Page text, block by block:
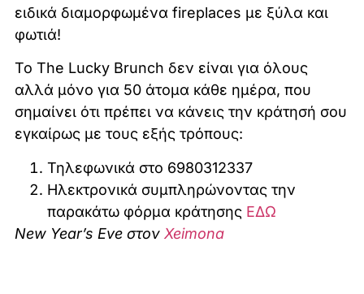
ειδικά διαμορφωμένα fireplaces με ξύλα και
φωτιά!
Το The Lucky Brunch δεν είναι για όλους
αλλά μόνο για 50 άτομα κάθε ημέρα, που
σημαίνει ότι πρέπει να κάνεις την κράτησή σου
εγκαίρως με τους εξής τρόπους:
Τηλεφωνικά στο 6980312337
Ηλεκτρονικά συμπληρώνοντας την
παρακάτω φόρμα κράτησης ΕΔΩ
New Year’s Eve στον Xeimona